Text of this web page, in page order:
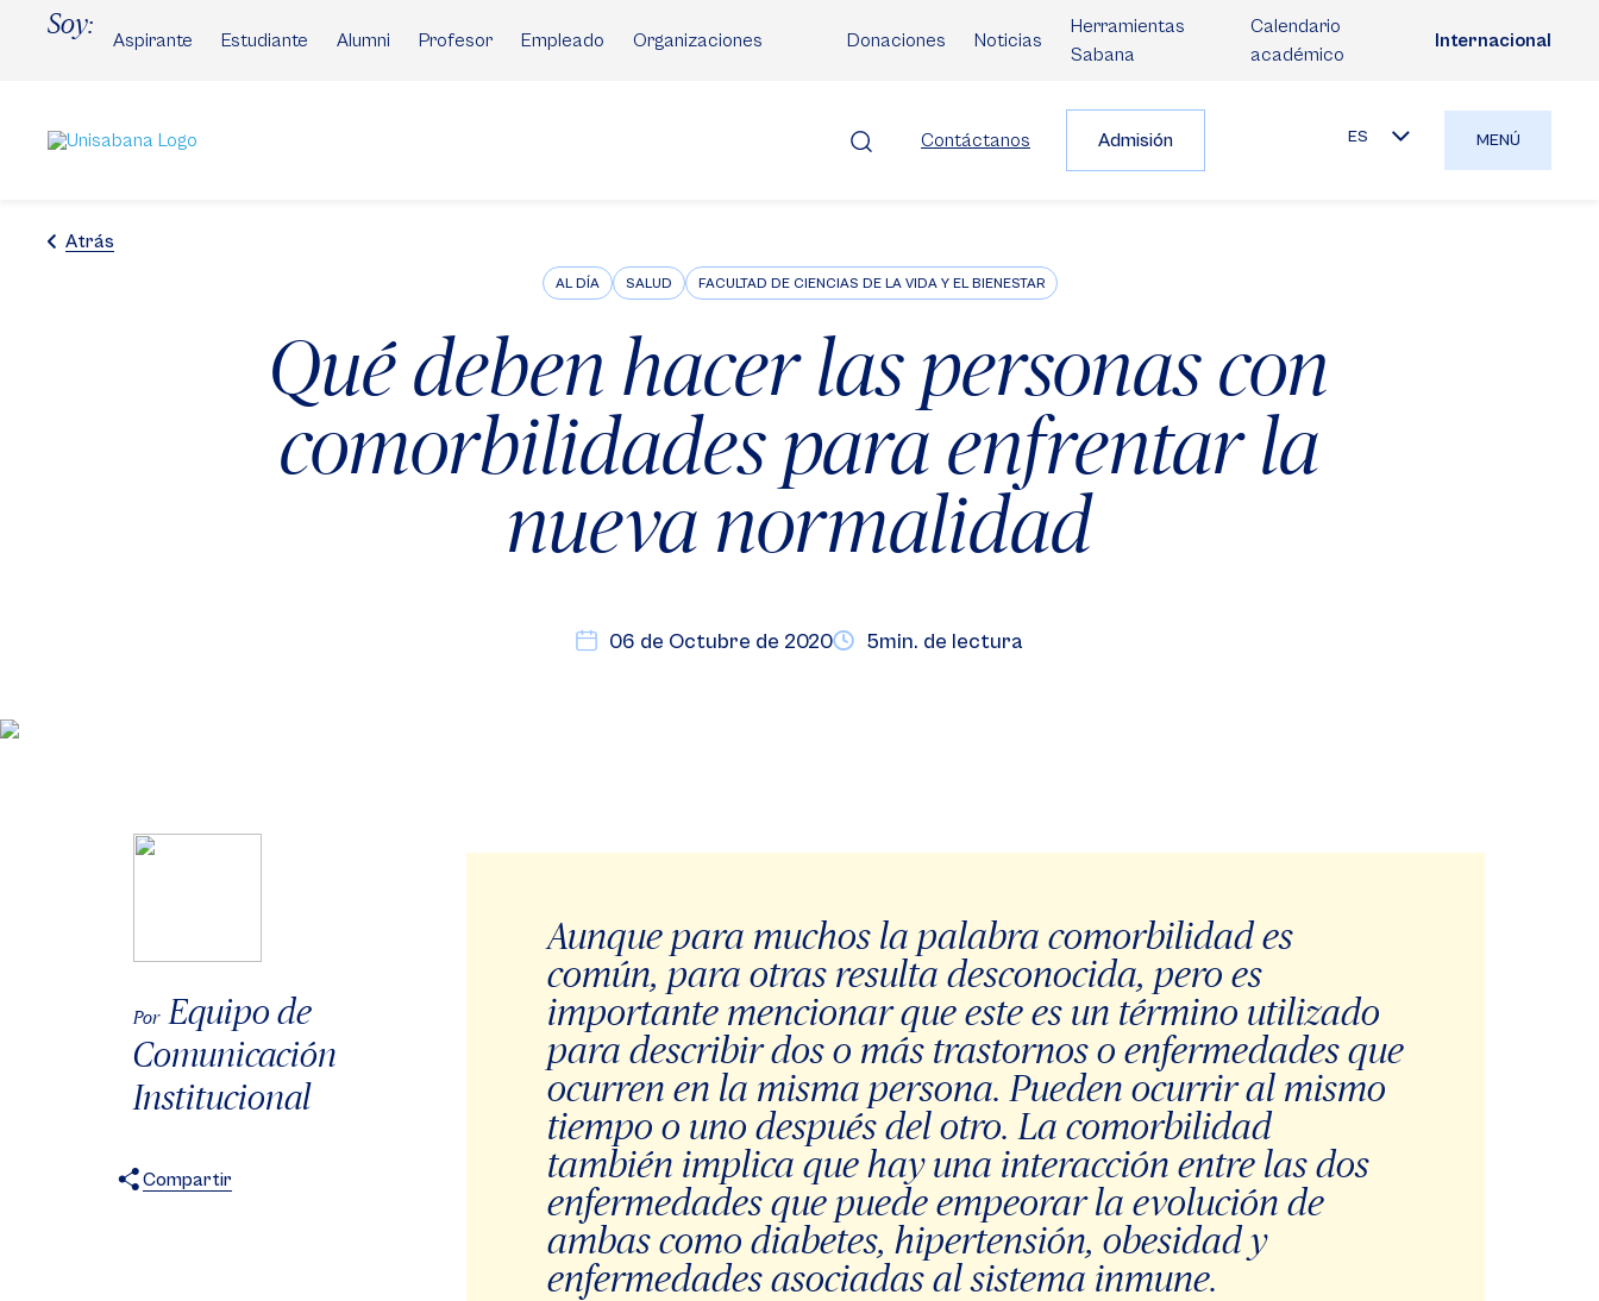
Soy:
Aspirante Estudiante Alumni Profesor Empleado Organizaciones Donaciones Noticias
Herramientas
Sabana
Calendario
académico
Internacional
Contáctanos Admisión ES MENÚ
Atrás
AL DÍA SALUD FACULTAD DE CIENCIAS DE LA VIDA Y EL BIENESTAR
Qué deben hacer las personas con
comorbilidades para enfrentar la
nueva normalidad
06 de Octubre de 2020 5min. de lectura
Por Equipo de
Comunicación
Institucional
Compartir
Aunque para muchos la palabra comorbilidad es
común, para otras resulta desconocida, pero es
importante mencionar que este es un término utilizado
para describir dos o más trastornos o enfermedades que
ocurren en la misma persona. Pueden ocurrir al mismo
tiempo o uno después del otro. La comorbilidad
también implica que hay una interacción entre las dos
enfermedades que puede empeorar la evolución de
ambas como diabetes, hipertensión, obesidad y
enfermedades asociadas al sistema inmune.